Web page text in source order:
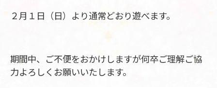
２月１日（日）より通常どおり遊べます。
期間中、ご不便をおかけしますが何卒ご理解ご協
力よろしくお願いいたします。